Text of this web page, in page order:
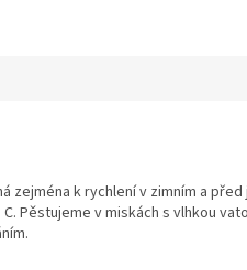
zejména k rychlení v zimním a před
Pěstujeme v miskách s vlhkou